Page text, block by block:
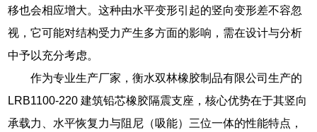
移也会相应增大。这种由水平变形引起的竖向变形差不容忽
视，它可能对结构受力产生多方面的影响，需在设计与分析
中予以充分考虑。
作为专业生产厂家，衡水双林橡胶制品有限公司生产的
LRB1100-220 建筑铅芯橡胶隔震支座，核心优势在于其竖向
承载力、水平恢复力与阻尼（吸能）三位一体的性能特点，